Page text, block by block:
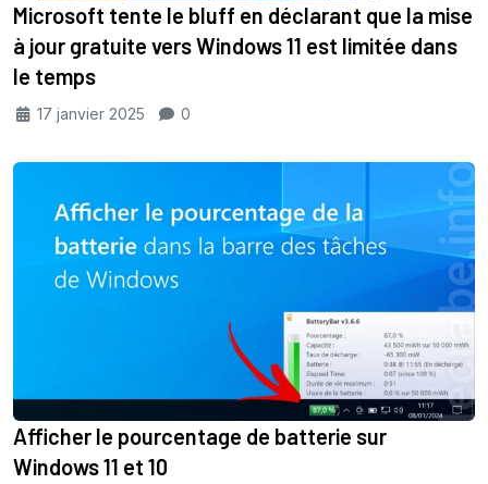
Microsoft tente le bluff en déclarant que la mise
à jour gratuite vers Windows 11 est limitée dans
le temps
17 janvier 2025 0
Afficher le pourcentage de batterie sur
Windows 11 et 10